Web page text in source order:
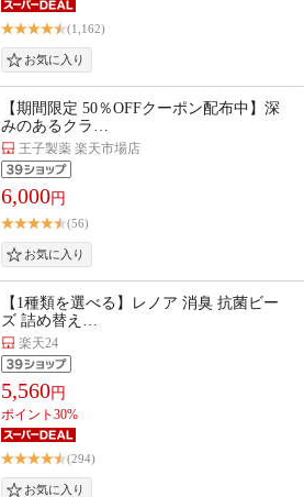
(1,162)
【期間限定 50％OFFクーポン配布中】深
みのあるクラ…
王子製薬 楽天市場店
6,000円
(56)
【1種類を選べる】レノア 消臭 抗菌ビー
ズ 詰め替え…
楽天24
5,560円
ポイント30%
(294)